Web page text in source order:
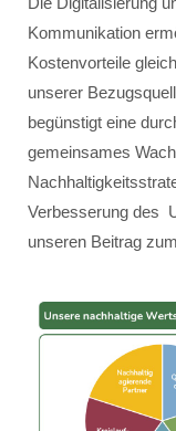
Kommunikation
Kostenvorteile
unserer
begünstigt eine
gemeinsames
Verbesserung des
unseren Beitrag